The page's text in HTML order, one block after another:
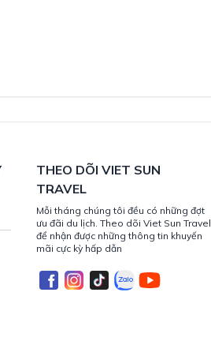
THEO DÕI VIET SUN
TRAVEL
Mỗi tháng chúng tôi đều có những đợt
ưu đãi du lịch. Theo dõi Viet Sun Travel
để nhận được những thông tin khuyến
mãi cực kỳ hấp dẫn